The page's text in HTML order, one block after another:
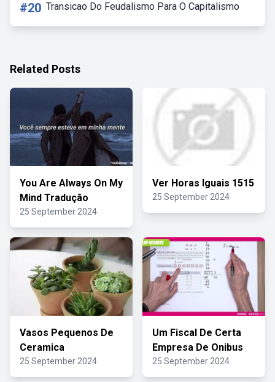
#20 Transicao Do Feudalismo Para O Capitalismo
Related Posts
You Are Always On My
Mind Tradução
25 September 2024
Ver Horas Iguais 1515
25 September 2024
Vasos Pequenos De
Ceramica
25 September 2024
Um Fiscal De Certa
Empresa De Onibus
25 September 2024